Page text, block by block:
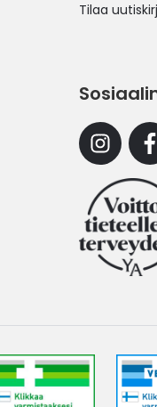
Tilaa